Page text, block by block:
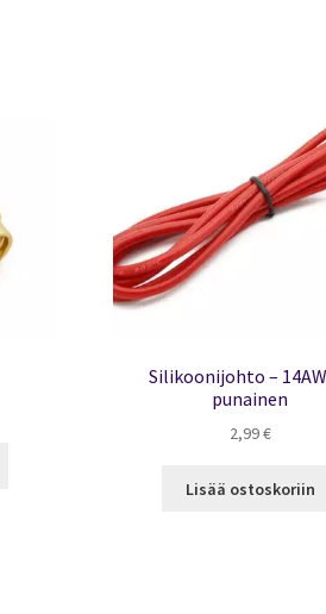
Silikoonijohto –
punainen
2,99€
Lisää ostoskoriin